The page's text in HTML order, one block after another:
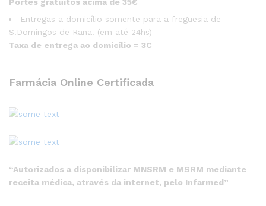
Entregas a domicílio somente para a freguesia de
S.Domingos de Rana. (em até 24hs)
Taxa de entrega ao domicílio = 3€
Farmácia Online Certificada
“Autorizados a disponibilizar MNSRM e MSRM mediante
receita médica, através da internet, pelo Infarmed”